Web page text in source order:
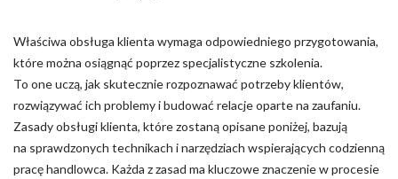
Właściwa obsługa klienta wymaga odpowiedniego przygotowania,
które można osiągnąć poprzez specjalistyczne szkolenia.
To one uczą, jak skutecznie rozpoznawać potrzeby klientów,
rozwiązywać ich problemy i budować relacje oparte na zaufaniu.
Zasady obsługi klienta, które zostaną opisane poniżej, bazują
na sprawdzonych technikach i narzędziach wspierających codzienną
pracę handlowca. Każda z zasad ma kluczowe znaczenie w procesie